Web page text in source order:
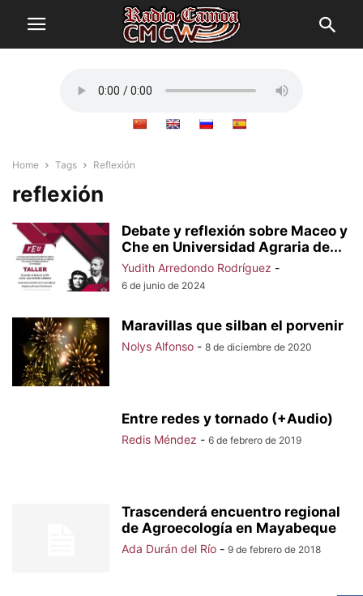
Home Tags Reflexión
reflexión
Debate y reflexión sobre Maceo y
Che en Universidad Agraria de...
Yudith Arredondo Rodríguez -
6 de junio de 2024
Maravillas que silban el porvenir
Nolys Alfonso - 8 de diciembre de 2020
Entre redes y tornado (+Audio)
Redis Méndez - 6 de febrero de 2019
Trascenderá encuentro regional
de Agroecología en Mayabeque
Ada Durán del Río - 9 de febrero de 2018